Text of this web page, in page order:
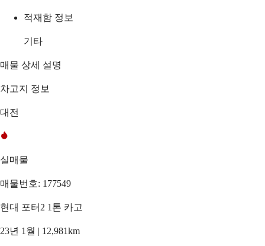
적재함 정보
기타
매물 상세 설명
차고지 정보
대전
실매물
매물번호: 177549
현대 포터2 1톤 카고
23년 1월 | 12,981km